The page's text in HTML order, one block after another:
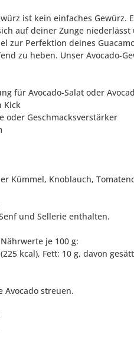
ist kein einfaches
auf deiner Zunge
zur Perfektion deines
zu heben. Unser Avocado-
für Avocado-Salat oder
Kick
oder Geschmacksverstärker
Kümmel, Knoblauch,
und Sellerie enthalten.
je 100 g:
kcal), Fett: 10 g, davon
Avocado streuen.